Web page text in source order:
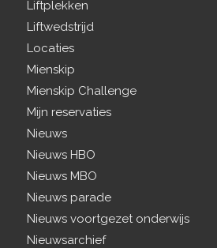
Liftplekken
Liftwedstrijd
Locaties
Mienskip
Mienskip Challenge
Mijn reservaties
Nieuws
Nieuws HBO
Nieuws MBO
Nieuws parade
Nieuws voortgezet onderwijs
Nieuwsarchief